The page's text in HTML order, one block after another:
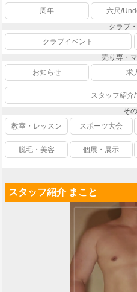
周年
六尺/
クラブ
クラブイベント
売り専・
お知らせ
求
スタッフ紹介
そ
教室・レッスン
スポーツ大会
脱毛・美容 個展・展示
スタッフ紹介 まこと